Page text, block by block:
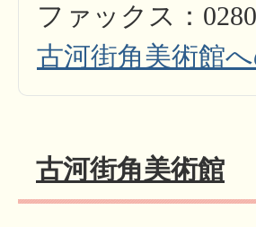
ファックス：
古河街角美術館
古河街角美術館